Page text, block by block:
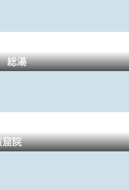
総湯
窟院